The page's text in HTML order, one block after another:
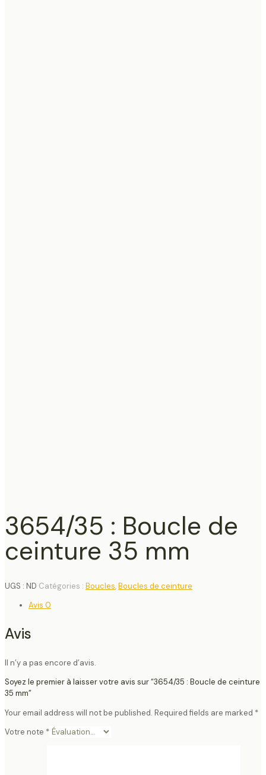
3654/35 : Boucle de
ceinture 35 mm
UGS : ND Catégories : Boucles,Boucles de ceinture
Avis 0
Avis
Il n’y a pas encore d’avis.
Soyez le premier à laisser votre avis sur “3654/35 : Boucle de ceinture
35 mm”
Your email address will not be published. Required fields are marked *
Votre note *